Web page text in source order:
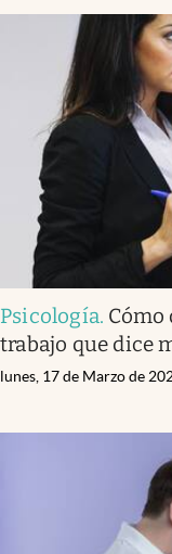
Psicología.
trabajo que dice
lunes, 17 de Marzo de